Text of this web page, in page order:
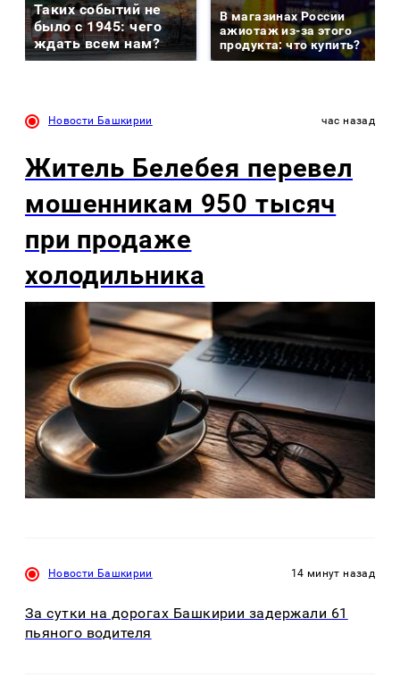
Таких событий не
было с 1945: чего
ждать всем нам?
В магазинах России
ажиотаж из-за этого
продукта: что купить?
Новости Башкирии час назад
Житель Белебея перевел
мошенникам 950 тысяч
при продаже
холодильника
Новости Башкирии 14 минут назад
За сутки на дорогах Башкирии задержали 61
пьяного водителя